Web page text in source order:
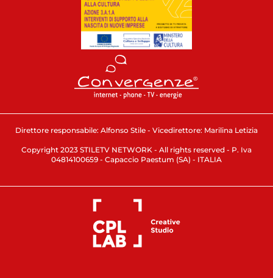
Direttore responsabile: Alfonso Stile - Vicedirettore: Marilina Letizia
Copyright 2023 STILETV NETWORK - All rights reserved - P. Iva
04814100659 - Capaccio Paestum (SA) - ITALIA